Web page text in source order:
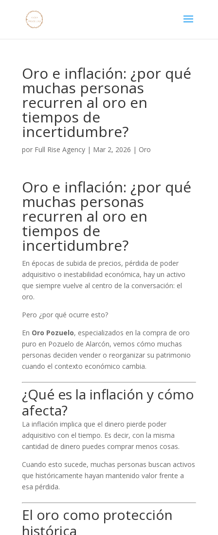
Oro e inflación: ¿por qué
muchas personas
recurren al oro en
tiempos de
incertidumbre?
por Full Rise Agency| Mar 2, 2026 | Oro
Oro e inflación: ¿por qué
muchas personas
recurren al oro en
tiempos de
incertidumbre?
En épocas de subida de precios, pérdida de poder
adquisitivo o inestabilidad económica, hay un activo
que siempre vuelve al centro de la conversación: el
oro.
Pero ¿por qué ocurre esto?
En Oro Pozuelo, especializados en la compra de oro
puro en Pozuelo de Alarcón, vemos cómo muchas
personas deciden vender o reorganizar su patrimonio
cuando el contexto económico cambia.
¿Qué es la inflación y cómo
afecta?
La inflación implica que el dinero pierde poder
adquisitivo con el tiempo. Es decir, con la misma
cantidad de dinero puedes comprar menos cosas.
Cuando esto sucede, muchas personas buscan activos
que históricamente hayan mantenido valor frente a
esa pérdida.
El oro como protección
histórica